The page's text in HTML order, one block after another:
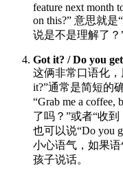
feature next month
on this?” 意思就
说是不是理解了？
Got it? / Do you
这俩非常口语化
it?”通常是简短的
“Grab me a coffee,
了吗？”或者“收
也可以说“Do you
小心语气，如果
孩子说话。